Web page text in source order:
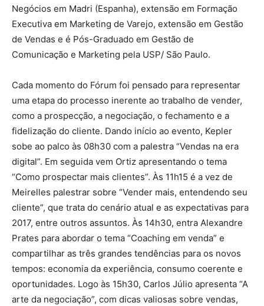
Negócios em Madri (Espanha), extensão em Formação
Executiva em Marketing de Varejo, extensão em Gestão
de Vendas e é Pós-Graduado em Gestão de
Comunicação e Marketing pela USP/ São Paulo.
Cada momento do Fórum foi pensado para representar
uma etapa do processo inerente ao trabalho de vender,
como a prospecção, a negociação, o fechamento e a
fidelização do cliente. Dando início ao evento, Kepler
sobe ao palco às 08h30 com a palestra “Vendas na era
digital”. Em seguida vem Ortiz apresentando o tema
“Como prospectar mais clientes”. Às 11h15 é a vez de
Meirelles palestrar sobre “Vender mais, entendendo seu
cliente”, que trata do cenário atual e as expectativas para
2017, entre outros assuntos. Às 14h30, entra Alexandre
Prates para abordar o tema “Coaching em venda” e
compartilhar as três grandes tendências para os novos
tempos: economia da experiência, consumo coerente e
oportunidades. Logo às 15h30, Carlos Júlio apresenta “A
arte da negociação”, com dicas valiosas sobre vendas,